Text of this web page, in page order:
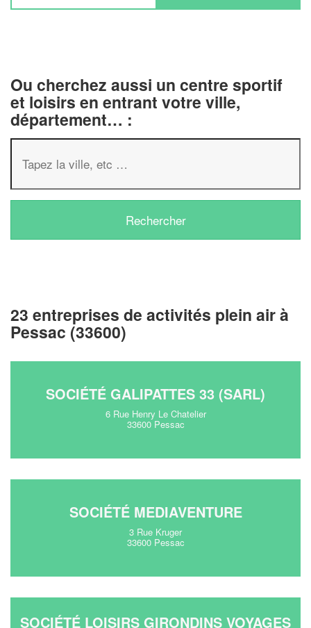
Ou cherchez aussi un centre sportif
et loisirs en entrant votre ville,
département… :
23 entreprises de activités plein air à
Pessac (33600)
SOCIÉTÉ GALIPATTES 33 (SARL)
6 Rue Henry Le Chatelier
33600 Pessac
SOCIÉTÉ MEDIAVENTURE
3 Rue Kruger
33600 Pessac
SOCIÉTÉ LOISIRS GIRONDINS VOYAGES